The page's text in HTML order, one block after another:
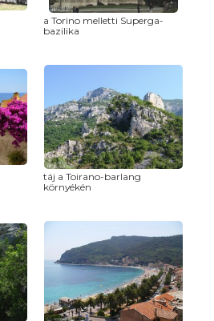
a Torino melletti Superga-
bazilika
táj a Toirano-barlang
környékén